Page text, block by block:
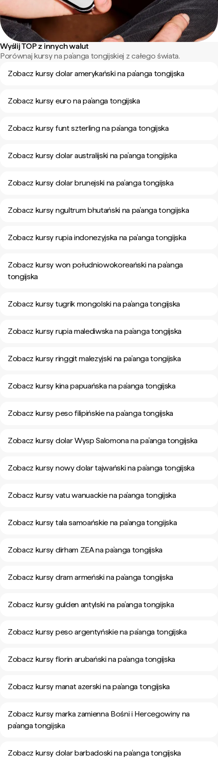
Wyślij TOP z innych walut
Porównaj kursy na pa’anga tongijskiej z całego świata.
Zobacz kursy dolar amerykański na pa’anga tongijska
Zobacz kursy euro na pa’anga tongijska
Zobacz kursy funt szterling na pa’anga tongijska
Zobacz kursy dolar australijski na pa’anga tongijska
Zobacz kursy dolar brunejski na pa’anga tongijska
Zobacz kursy ngultrum bhutański na pa’anga tongijska
Zobacz kursy rupia indonezyjska na pa’anga tongijska
Zobacz kursy won południowokoreański na pa’anga
tongijska
Zobacz kursy tugrik mongolski na pa’anga tongijska
Zobacz kursy rupia malediwska na pa’anga tongijska
Zobacz kursy ringgit malezyjski na pa’anga tongijska
Zobacz kursy kina papuańska na pa’anga tongijska
Zobacz kursy peso filipińskie na pa’anga tongijska
Zobacz kursy dolar Wysp Salomona na pa’anga tongijska
Zobacz kursy nowy dolar tajwański na pa’anga tongijska
Zobacz kursy vatu wanuackie na pa’anga tongijska
Zobacz kursy tala samoańskie na pa’anga tongijska
Zobacz kursy dirham ZEA na pa’anga tongijska
Zobacz kursy dram armeński na pa’anga tongijska
Zobacz kursy gulden antylski na pa’anga tongijska
Zobacz kursy peso argentyńskie na pa’anga tongijska
Zobacz kursy florin arubański na pa’anga tongijska
Zobacz kursy manat azerski na pa’anga tongijska
Zobacz kursy marka zamienna Bośni i Hercegowiny na
pa’anga tongijska
Zobacz kursy dolar barbadoski na pa’anga tongijska